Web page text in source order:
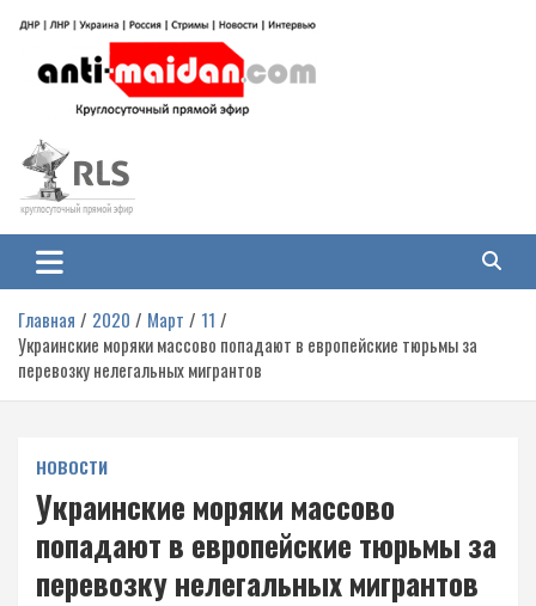
содержимому
Антимайдан: Гражданская война
на Украине
гражданской войне на Украине, включая события в Новороссии, ДНР,
ЛНР и других регионах.
Главная 2020 Март
11
Украинские моряки массово попадают в европейские тюрьмы за
перевозку нелегальных мигрантов
НОВОСТИ
Украинские моряки массово
попадают в европейские тюрьмы за
перевозку нелегальных мигрантов